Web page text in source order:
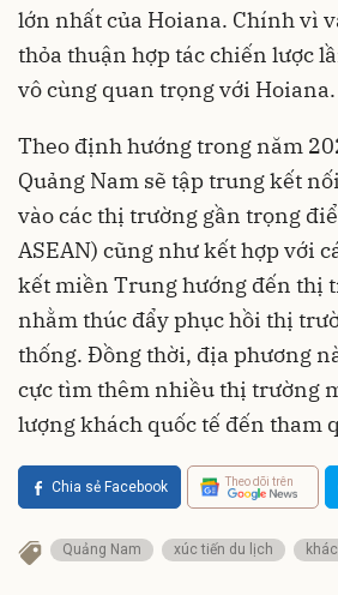
lớn nhất của Hoiana. Chính vì
thỏa thuận hợp tác chiến lược
vô cùng quan trọng với Hoiana.
Theo định hướng trong năm
Quảng Nam sẽ tập trung kết
vào các thị trường gần trọng
ASEAN) cũng như kết hợp với
kết miền Trung hướng đến thị
nhằm thúc đẩy phục hồi thị
thống. Đồng thời, địa phương
cực tìm thêm nhiều thị trường
lượng khách quốc tế đến tham
Chia sẻ Facebook Theo dõi trên
Quảng Nam xúc tiến du lịch